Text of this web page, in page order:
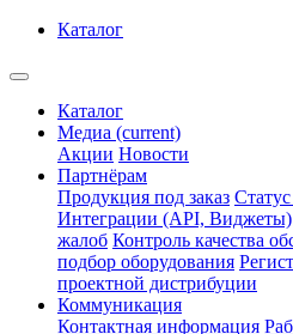
Каталог
Каталог
Медиа (current)
Акции Новости
Партнёрам
Продукция под заказ
Интеграции (API, Виджеты)
жалоб Контроль качества
подбор оборудования
проектной дистрибуции
Коммуникация
Контактная информация